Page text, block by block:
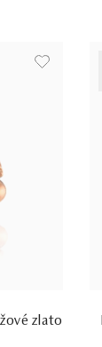
zlato